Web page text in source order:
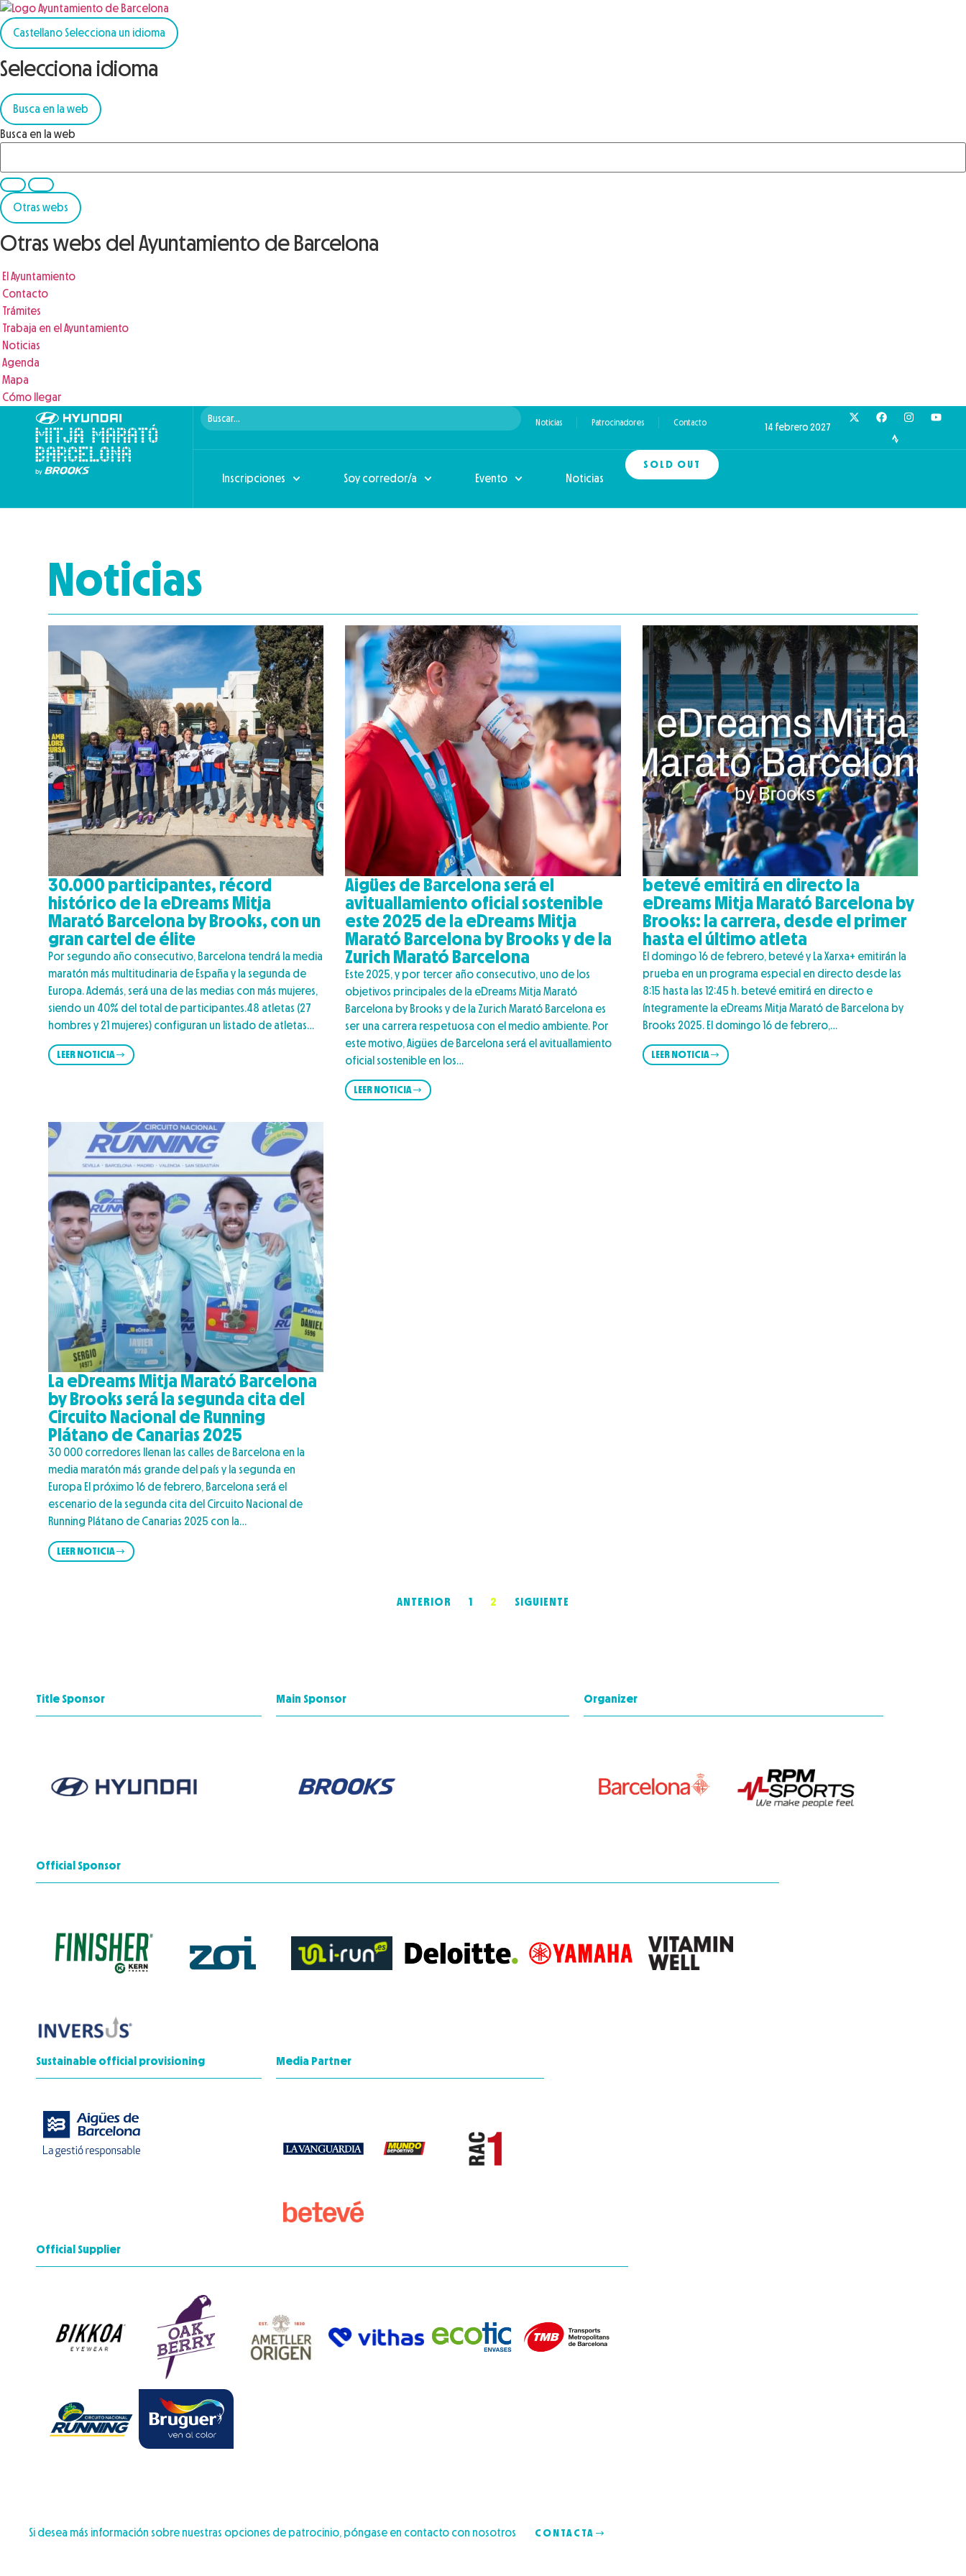
Castellano Selecciona un idioma
Selecciona idioma
Busca en la web
Busca en la web
Otras webs
Otras webs del Ayuntamiento de Barcelona
El Ayuntamiento
Contacto
Trámites
Trabaja en el Ayuntamiento
Noticias
Agenda
Mapa
Cómo llegar
Noticias Patrocinadores Contacto 14 febrero 2027
Inscripciones Soy corredor/a Evento Noticias
SOLD OUT
Noticias
30.000 participantes, récord
histórico de la eDreams Mitja
Marató Barcelona by Brooks, con un
gran cartel de élite
Por segundo año consecutivo, Barcelona tendrá la media
maratón más multitudinaria de España y la segunda de
Europa. Además, será una de las medias con más mujeres,
siendo un 40% del total de participantes.48 atletas (27
hombres y 21 mujeres) configuran un listado de atletas…
LEER NOTICIA
Aigües de Barcelona será el
avituallamiento oficial sostenible
este 2025 de la eDreams Mitja
Marató Barcelona by Brooks y de la
Zurich Marató Barcelona
Este 2025, y por tercer año consecutivo, uno de los
objetivos principales de la eDreams Mitja Marató
Barcelona by Brooks y de la Zurich Marató Barcelona es
ser una carrera respetuosa con el medio ambiente. Por
este motivo, Aigües de Barcelona será el avituallamiento
oficial sostenible en los…
LEER NOTICIA
betevé emitirá en directo la
eDreams Mitja Marató Barcelona by
Brooks: la carrera, desde el primer
hasta el último atleta
El domingo 16 de febrero, betevé y La Xarxa+ emitirán la
prueba en un programa especial en directo desde las
8:15 hasta las 12:45 h. betevé emitirá en directo e
íntegramente la eDreams Mitja Marató de Barcelona by
Brooks 2025. El domingo 16 de febrero,…
LEER NOTICIA
La eDreams Mitja Marató Barcelona
by Brooks será la segunda cita del
Circuito Nacional de Running
Plátano de Canarias 2025
30 000 corredores llenan las calles de Barcelona en la
media maratón más grande del país y la segunda en
Europa El próximo 16 de febrero, Barcelona será el
escenario de la segunda cita del Circuito Nacional de
Running Plátano de Canarias 2025 con la…
LEER NOTICIA
ANTERIOR 1 2 SIGUIENTE
Title Sponsor Main Sponsor Organizer
Official Sponsor
Sustainable official provisioning Media Partner
Official Supplier
Si desea más información sobre nuestras opciones de patrocinio, póngase en contacto con nosotros CONTACTA